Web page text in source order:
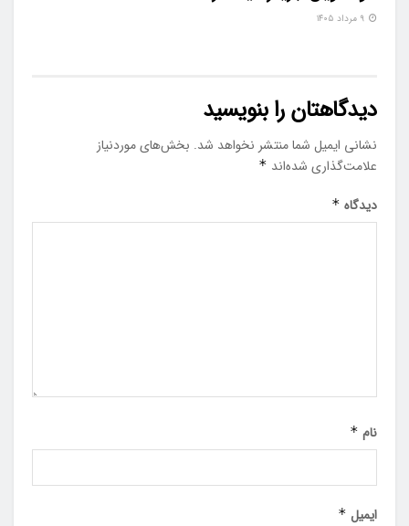
دیدگاهتان را بنویسید
نشانی ایمیل شما منتشر نخواهد شد. بخش‌های موردنیاز
علامت‌گذاری شده‌اند *
دیدگاه *
نام *
ایمیل *